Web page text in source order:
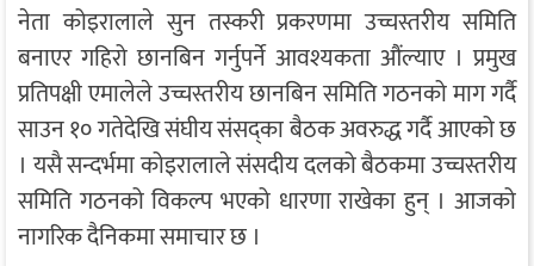
नेता कोइरालाले सुन तस्करी प्रकरणमा उच्चस्तरीय समिति
बनाएर गहिरो छानबिन गर्नुपर्ने आवश्यकता औंल्याए । प्रमुख
प्रतिपक्षी एमालेले उच्चस्तरीय छानबिन समिति गठनको माग गर्दै
साउन १० गतेदेखि संघीय संसद्का बैठक अवरुद्ध गर्दै आएको छ
। यसै सन्दर्भमा कोइरालाले संसदीय दलको बैठकमा उच्चस्तरीय
समिति गठनको विकल्प भएको धारणा राखेका हुन् । आजको
नागरिक दैनिकमा समाचार छ ।